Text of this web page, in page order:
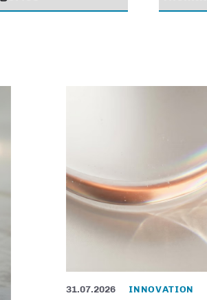
31.07.2026 INNOVATION